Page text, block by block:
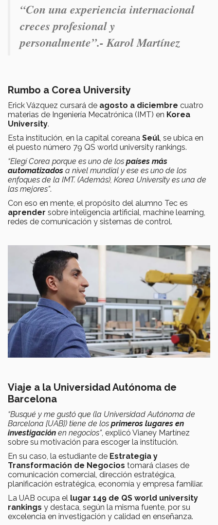
“Con una experiencia internacional
creces profesional y
personalmente”.- Karol Martínez
Rumbo a Corea University
Erick Vázquez cursará de agosto a diciembre cuatro
materias de Ingeniería Mecatrónica (IMT) en Korea
University.
Esta institución, en la capital coreana Seúl , se ubica en
el puesto número 79 QS world university rankings.
“Elegí Corea porque es uno de los países más
automatizados a nivel mundial y ese es uno de los
enfoques de la IMT. (Además), Korea University es una de
las mejores”.
Con eso en mente, el propósito del alumno Tec es
aprender sobre inteligencia artificial, machine learning,
redes de comunicación y sistemas de control.
Viaje a la Universidad Autónoma de
Barcelona
“Busqué y me gustó que (la Universidad Autónoma de
Barcelona [UAB]) tiene de los primeros lugares en
investigación en negocios”, explicó Vianey Martínez
sobre su motivación para escoger la institución.
En su caso, la estudiante de Estrategia y
Transformación de Negocios tomará clases de
comunicación comercial, dirección estratégica,
planificación estratégica, economía y empresa familiar.
La UAB ocupa el lugar 149 de QS world university
rankings y destaca, según la misma fuente, por su
excelencia en investigación y calidad en enseñanza.